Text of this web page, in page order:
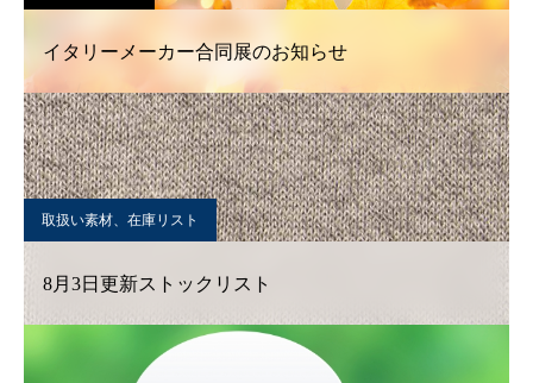
イタリーメーカー合同展のお知らせ
取扱い素材、在庫リスト
8月3日更新ストックリスト